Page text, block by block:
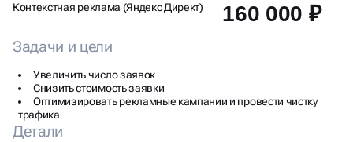
Контекстная реклама (Яндекс Директ) 160 000 ₽
Задачи и цели
Увеличить число заявок
Снизить стоимость заявки
Оптимизировать рекламные кампании и провести чистку
трафика
Детали